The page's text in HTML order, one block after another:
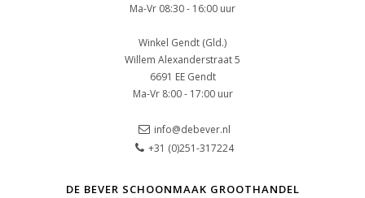
Ma-Vr 08:30 - 16:00 uur
Winkel Gendt (Gld.)
Willem Alexanderstraat 5
6691 EE Gendt
Ma-Vr 8:00 - 17:00 uur
info@debever.nl
+31 (0)251-317224
DE BEVER SCHOONMAAK GROOTHANDEL